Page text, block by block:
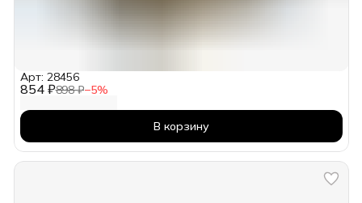
854 ₽898 ₽−5%
Арт: 28456
В корзину